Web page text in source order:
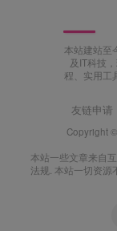
本站建站至
及IT科技
程、实用工
友链申请
Copyright
本站一些文章来自
法规. 本站一切资源